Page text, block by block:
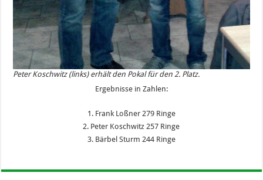
Peter Koschwitz (links) erhält den Pokal für den 2. Platz.
Ergebnisse in Zahlen:
1. Frank Loßner 279 Ringe
2. Peter Koschwitz 257 Ringe
3. Bärbel Sturm 244 Ringe